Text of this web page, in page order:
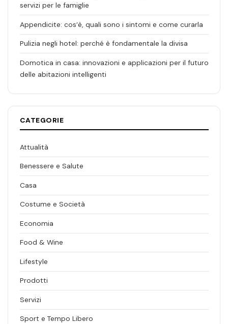
servizi per le famiglie
Appendicite: cos’è, quali sono i sintomi e come curarla
Pulizia negli hotel: perché è fondamentale la divisa
Domotica in casa: innovazioni e applicazioni per il futuro
delle abitazioni intelligenti
CATEGORIE
Attualità
Benessere e Salute
Casa
Costume e Società
Economia
Food & Wine
Lifestyle
Prodotti
Servizi
Sport e Tempo Libero